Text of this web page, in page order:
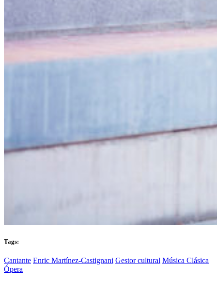
Tags:
Cantante Enric Martínez-Castignani Gestor cultural Música Clásica
Ópera